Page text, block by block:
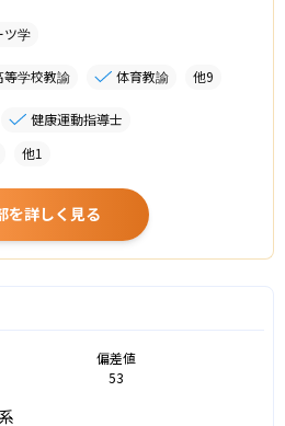
ツ学
等学校教諭 体育教諭 他9
健康運動指導士
他1
を詳しく見る
偏差値
53